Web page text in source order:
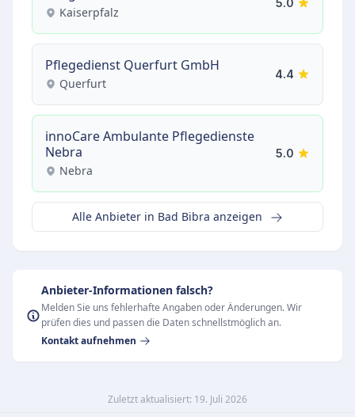
Kaiserpfalz
5.0
Pflegedienst Querfurt GmbH
Querfurt
4.4
innoCare Ambulante Pflegedienste
Nebra
Nebra
5.0
Alle Anbieter in Bad Bibra anzeigen
Anbieter-Informationen falsch?
Melden Sie uns fehlerhafte Angaben oder Änderungen. Wir
prüfen dies und passen die Daten schnellstmöglich an.
Kontakt aufnehmen
Zuletzt aktualisiert: 19. Juli 2026